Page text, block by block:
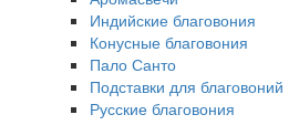
Индийские благовония
Конусные благовония
Пало Санто
Подставки для благовоний
Русские благовония